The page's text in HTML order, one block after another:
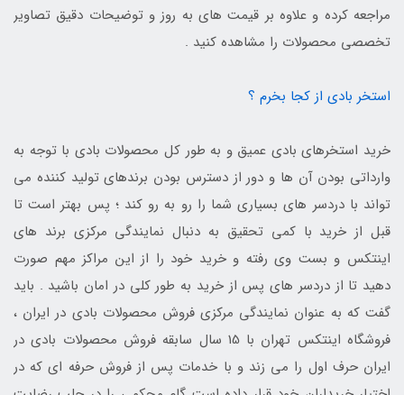
مراجعه کرده و علاوه بر قیمت های به روز و توضیحات دقیق تصاویر
تخصصی محصولات را مشاهده کنید .
استخر بادی از کجا بخرم ؟
خرید استخرهای بادی عمیق و به طور کل محصولات بادی با توجه به
وارداتی بودن آن ها و دور از دسترس بودن برندهای تولید کننده می
تواند با دردسر های بسیاری شما را رو به رو کند ؛ پس بهتر است تا
قبل از خرید با کمی تحقیق به دنبال نمایندگی مرکزی برند های
اینتکس و بست وی رفته و خرید خود را از این مراکز مهم صورت
دهید تا از دردسر های پس از خرید به طور کلی در امان باشید . باید
گفت که به عنوان نمایندگی مرکزی فروش محصولات بادی در ایران ،
فروشگاه اینتکس تهران با 15 سال سابقه فروش محصولات بادی در
ایران حرف اول را می زند و با خدمات پس از فروش حرفه ای که در